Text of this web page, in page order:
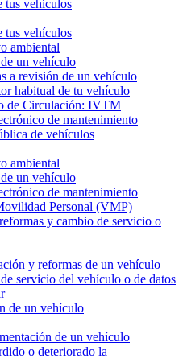
tus vehículos
tus vehículos
ambiental
un vehículo
a revisión de un vehículo
habitual de tu vehículo
de Circulación: IVTM
de mantenimiento
de vehículos
ambiental
un vehículo
de mantenimiento
Personal (VMP)
y cambio de servicio o
y reformas de un vehículo
servicio del vehículo o de datos
de un vehículo
de un vehículo
o deteriorado la